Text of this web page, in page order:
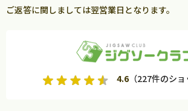
ご返答に関しましては翌営業日となります。
4.6（227件のショ